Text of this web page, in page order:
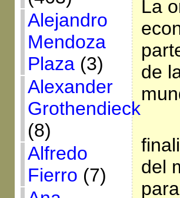
Alejandro
Mendoza
Plaza(3)
Alexander
Grothendieck
(8)
Alfredo
Fierro (7)
La
de
del